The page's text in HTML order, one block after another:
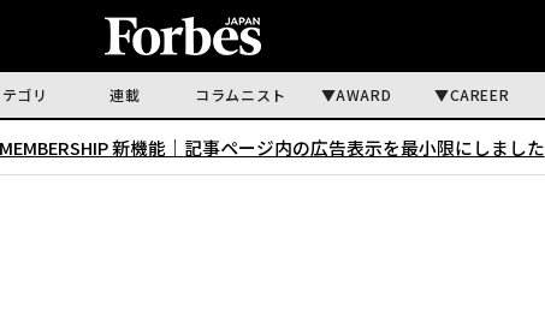
ゴリ 連載 コラムニスト AWARD CAREER
新機能｜ 記事ページ内の広告表示を最小限にしました